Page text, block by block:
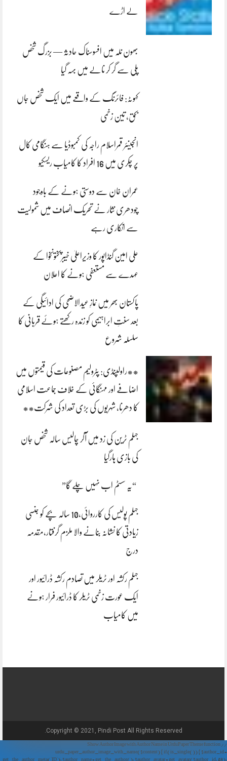
لے اڑے
بھون نلہ میں افسوسناک حادثہ — بزرگ شخص
پلی سے گر کر نالے میں بہہ گیا
کہوٹہ: فائرنگ کے واقعے میں ایک شخص جاں
بحق، تین زخمی
انجینئر قمراسلام راجہ کی کمبوڈیا سے ہنگامی کال
پر چکری میں 16 افراد کا کامیاب ریسکیو
عمران خان سے دوستی ہونے کے باوجود
چودھری نثار نے تحریک انصاف میں شمولیت
سے انکاری رہے
علی امین گنڈاپور کا وزیراعلیٰ خیبرپختونخوا کے
عہدے سے مستعفی ہونے کا اعلان
پاکستان بھر میں نمازِ عیدالاضحی کی ادائیگی کے
بعد سنتِ ابراہیمی کو زندہ رکھتے ہوئے قربانی کا
سلسلہ شروع
**راولپنڈی: پٹرولیم مصنوعات کی قیمتوں میں
اضافے اور مہنگائی کے خلاف جماعت اسلامی
کا دھرنا، شہریوں کی بڑی تعداد کی شرکت**
جہلم ٹرین کی زد میں آکر چالیس سالہ شخص جان
کی بازی ہارگیا
“یہ سسٹم اب نہیں چلے گا”
جہلم پولیس کی کارروائی،10 سالہ بچے کو جنسی
زیادتی کا نشانہ بنانے والا ملزم گرفتار،مقدمہ
درج
جہلم رکشہ اور ٹریلر میں تصادم رکشہ ڈرائیور اور
ایک عورت زخمی ٹریلر کا ڈرائیور فرار ہونے
میں کامیاب
Copyright © 2021, Pindi Post All Rights Reserved.
// Show Author Image with Author Name in UrduPaper Theme function
urdu_paper_author_image_with_name($content) { if (is_single()) { $author_id =
get_the_author_meta('ID'); $author_name = get_the_author(); $author_avatar = get_avatar($author_id, 48);